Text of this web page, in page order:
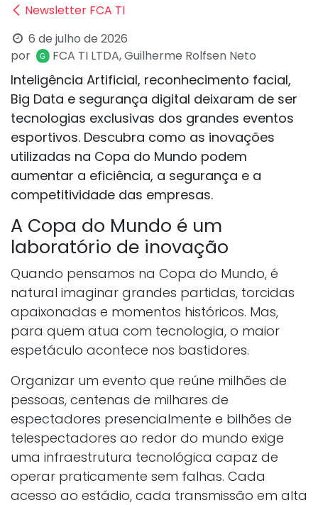
Newsletter FCA TI
6 de julho de 2026
por
FCA TI LTDA, Guilherme Rolfsen Neto
Inteligência Artificial, reconhecimento facial,
Big Data e segurança digital deixaram de ser
tecnologias exclusivas dos grandes eventos
esportivos. Descubra como as inovações
utilizadas na Copa do Mundo podem
aumentar a eficiência, a segurança e a
competitividade das empresas.
A Copa do Mundo é um
laboratório de inovação
Quando pensamos na Copa do Mundo, é
natural imaginar grandes partidas, torcidas
apaixonadas e momentos históricos. Mas,
para quem atua com tecnologia, o maior
espetáculo acontece nos bastidores.
Organizar um evento que reúne milhões de
pessoas, centenas de milhares de
espectadores presencialmente e bilhões de
telespectadores ao redor do mundo exige
uma infraestrutura tecnológica capaz de
operar praticamente sem falhas. Cada
acesso ao estádio, cada transmissão em alta